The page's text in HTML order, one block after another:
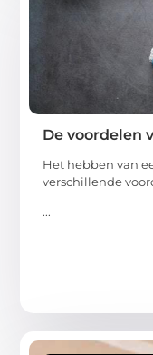
De voordelen
Het hebben van
verschillende
...